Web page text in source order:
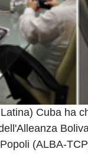
Cuba ha
(ALBA-